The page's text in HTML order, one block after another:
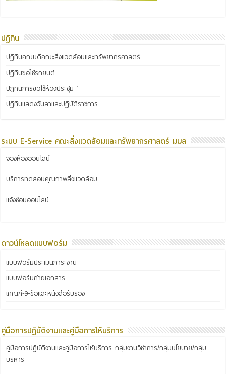
ปฏิทิน
ปฏิทินคณบดีคณะสิ่งแวดล้อมและทรัพยากรศาสตร์
ปฏิทินขอใช้รถยนต์
ปฏิทินการขอใช้ห้องประชุม 1
ปฏิทินแสดงวันลาและปฏิบัติราชการ
ระบบ E-Service คณะสิ่งแวดล้อมและทรัพยากรศาสตร์ มมส
จองห้องออนไลน์
บริการทดสอบคุณภาพสิ่งแวดล้อม
แจ้งซ่อมออนไลน์
ดาวน์โหลดแบบฟอร์ม
แบบฟอร์มประเมินภาระงาน
แบบฟอร์มถ่ายเอกสาร
เกณฑ์-9-ข้อและหนังสือรับรอง
คู่มือการปฏิบัติงานและคู่มือการให้บริการ
คู่มือการปฏิบัติงานและคู่มือการให้บริการ กลุ่มงานวิชาการ/กลุ่มนโยบาย/กลุ่ม
บริหาร